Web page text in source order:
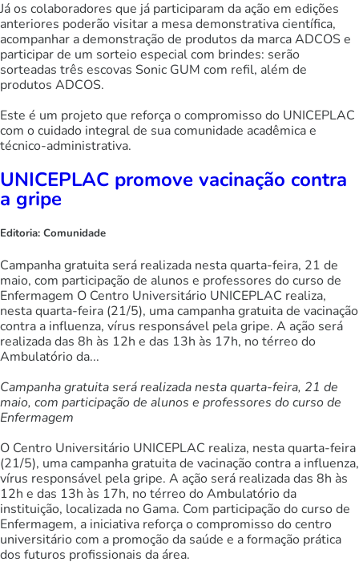
Já os colaboradores que já participaram da ação em edições
anteriores poderão visitar a mesa demonstrativa científica,
acompanhar a demonstração de produtos da marca ADCOS e
participar de um sorteio especial com brindes: serão
sorteadas três escovas Sonic GUM com refil, além de
produtos ADCOS.
Este é um projeto que reforça o compromisso do UNICEPLAC
com o cuidado integral de sua comunidade acadêmica e
técnico-administrativa.
UNICEPLAC promove vacinação contra
a gripe
Editoria: Comunidade
Campanha gratuita será realizada nesta quarta-feira, 21 de
maio, com participação de alunos e professores do curso de
Enfermagem O Centro Universitário UNICEPLAC realiza,
nesta quarta-feira (21/5), uma campanha gratuita de vacinação
contra a influenza, vírus responsável pela gripe. A ação será
realizada das 8h às 12h e das 13h às 17h, no térreo do
Ambulatório da...
Campanha gratuita será realizada nesta quarta-feira, 21 de
maio, com participação de alunos e professores do curso de
Enfermagem
O Centro Universitário UNICEPLAC realiza, nesta quarta-feira
(21/5), uma campanha gratuita de vacinação contra a influenza,
vírus responsável pela gripe. A ação será realizada das 8h às
12h e das 13h às 17h, no térreo do Ambulatório da
instituição, localizada no Gama. Com participação do curso de
Enfermagem, a iniciativa reforça o compromisso do centro
universitário com a promoção da saúde e a formação prática
dos futuros profissionais da área.